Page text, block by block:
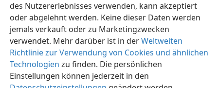
des Nutzererlebnisses verwenden, kann akzeptiert
oder abgelehnt werden. Keine dieser Daten werden
jemals verkauft oder zu Marketingzwecken
verwendet. Mehr darüber ist in derWeltweiten
Richtlinie zur Verwendung von Cookies und ähnlichen
Technologien zu finden. Die persönlichen
Einstellungen können jederzeit in den
Deutsch Teilen Einstellungen
Copyright © 2026 Watch Tower Bible and Tract Society of Pennsylvania
Nutzungsbedingungen
Datenschutzerklärung
Datenschutzeinstellungen
JW.ORG Anmelden